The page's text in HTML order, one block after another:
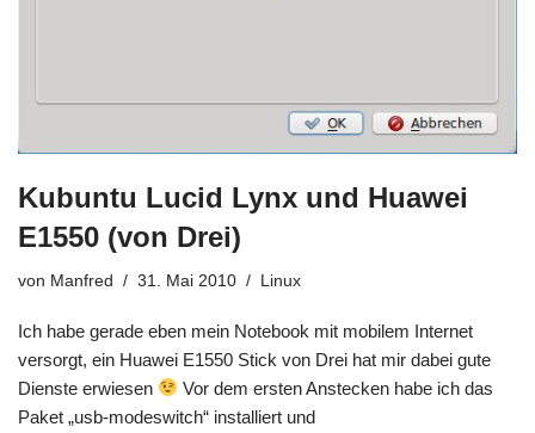
Kubuntu Lucid Lynx und Huawei
E1550 (von Drei)
von Manfred 31. Mai 2010 Linux
Ich habe gerade eben mein Notebook mit mobilem Internet
versorgt, ein Huawei E1550 Stick von Drei hat mir dabei gute
Dienste erwiesen
Vor dem ersten Anstecken habe ich das
Paket „usb-modeswitch“ installiert und